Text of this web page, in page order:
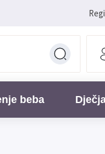
beba